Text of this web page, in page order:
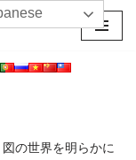
の世界を明らかに